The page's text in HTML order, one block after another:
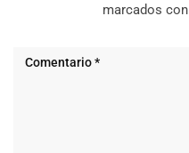
marcados con